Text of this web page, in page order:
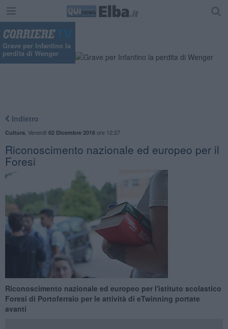
Grave per Infantino la
perdita di Wenger
Indietro
Cultura Venerdì 02 Dicembre 2016ore 12:27
​Riconoscimento nazionale ed europeo per il
Foresi
Riconoscimento nazionale ed europeo per l'istituto scolastico
Foresi di Portoferraio per le attività di eTwinning portate
avanti